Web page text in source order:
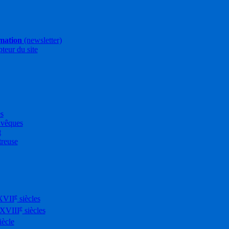
(newsletter)
du site
esiècles
esiècles